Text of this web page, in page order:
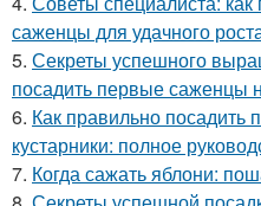
саженцы для удачного
5. Секреты успешного
посадить первые саженцы
6. Как правильно посадить
кустарники: полное
7. Когда сажать яблони: